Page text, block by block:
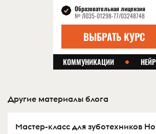
Другие материалы блога
Мастер-класс для зуботехников